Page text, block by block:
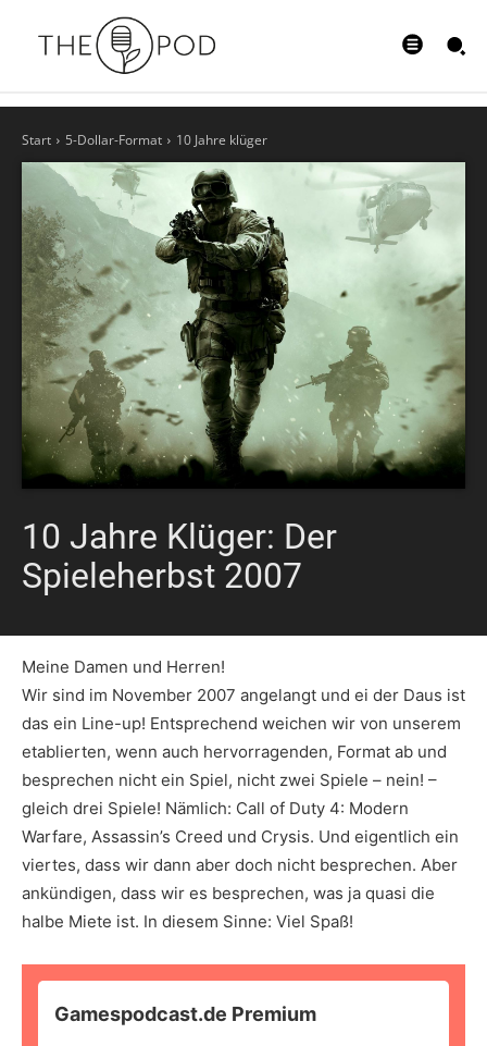
Start 5-Dollar-Format 10 Jahre klüger
10 Jahre Klüger: Der
Spieleherbst 2007
Meine Damen und Herren!
Wir sind im November 2007 angelangt und ei der Daus ist
das ein Line-up! Entsprechend weichen wir von unserem
etablierten, wenn auch hervorragenden, Format ab und
besprechen nicht ein Spiel, nicht zwei Spiele – nein! –
gleich drei Spiele! Nämlich: Call of Duty 4: Modern
Warfare, Assassin’s Creed und Crysis. Und eigentlich ein
viertes, dass wir dann aber doch nicht besprechen. Aber
ankündigen, dass wir es besprechen, was ja quasi die
halbe Miete ist. In diesem Sinne: Viel Spaß!
Gamespodcast.de Premium